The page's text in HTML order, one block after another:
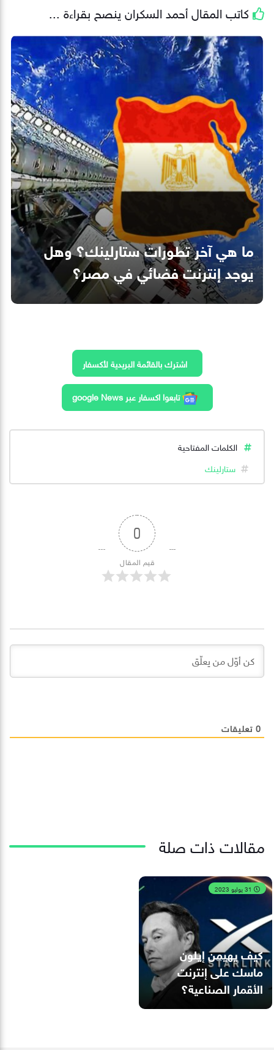
كاتب المقالأحمد السكران ينصح بقراءة ...
ما هي آخر تطورات ستارلينك؟ وهل
يوجد إنترنت فضائي في مصر؟
اشترك بالقائمة البريدية لأكسفار
تابعوا اكسفار عبر google News
الكلمات المفتاحية
ستارلينك
0
قيم المقال
0 تعليقات
مقالات ذات صلة
كيف يهيمن إيلون
ماسك على إنترنت
الأقمار الصناعية؟